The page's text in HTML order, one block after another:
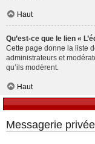
Haut
Qu’est-ce que le lien «
Cette page donne la liste
administrateurs et
qu’ils modèrent.
Haut
Messagerie privée